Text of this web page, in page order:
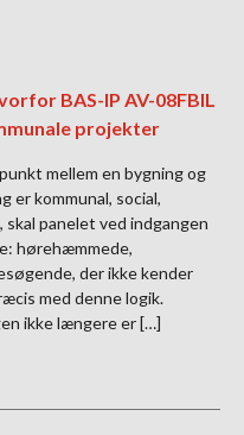
BAS-IP AV-08FBIL
projekter
mellem en bygning og
er kommunal, social,
panelet ved indgangen
hørehæmmede,
der ikke kender
med denne logik.
ikke længere er […]